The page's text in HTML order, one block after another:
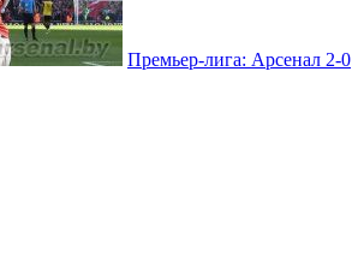
Премьер-лига: Арсенал 2-0